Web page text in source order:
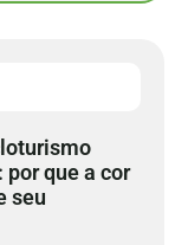
por que a cor
seu